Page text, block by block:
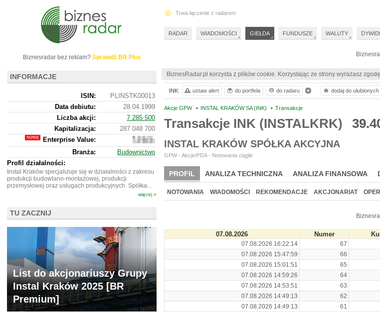
BiznesRadar.pl korzysta z plików cookie. Korzystając ze strony wyrażasz
Akcje GPW • INSTAL KRAKÓW SA (INK) • Transakcje
Transakcje INK (INSTALKRK)
INSTAL KRAKÓW SPÓŁKA AKCYJNA
GPW - Akcje/PDA - Notowania ciągłe
PROFIL ANALIZA TECHNICZNA ANALIZA FINANSOWA
NOTOWANIA WIADOMOŚCI REKOMENDACJE AKCJONARIAT
07.08.2026 Numer
07.08.2026 16:22:14 67
07.08.2026 15:47:59
66
07.08.2026 15:01:51
65
07.08.2026 14:59:26
64
07.08.2026 14:53:51
63
07.08.2026 14:49:13
62
07.08.2026 14:49:13
61
INK: ustaw alert do portfela do radaru dodaj do ulubionych
Biznesradar bez reklam? Sprawdź BR Plus
INFORMACJE
ISIN:
PLINSTK00013
Data debiutu:
28.04.1999
Liczba akcji:
7 285 500
Kapitalizacja:
287 048 700
Enterprise Value:
285
416
700
Branża:
Budownictwo
Profil działalności:
Instal Kraków specjalizuje się w działalności z zakresu
produkcji budowlano-montażowej, produkcji
przemysłowej oraz usługach produkcyjnych. Spółka...
więcej »
TU ZACZNIJ
List do akcjonariuszy Grupy
Instal Kraków 2025 [BR
Premium]
Trwa łączenie z radarem
RADAR WIADOMOŚCI GIEŁDA FUNDUSZE WALUTY